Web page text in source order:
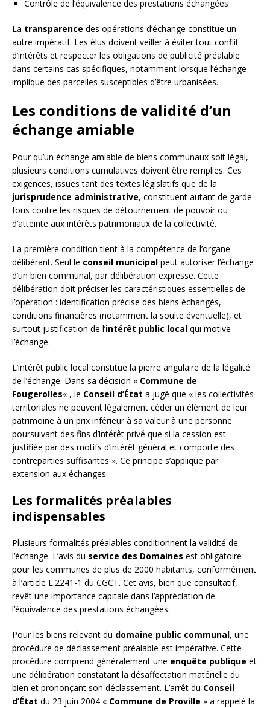
Contrôle de l’équivalence des prestations échangées
La transparence des opérations d’échange constitue un
autre impératif. Les élus doivent veiller à éviter tout conflit
d’intérêts et respecter les obligations de publicité préalable
dans certains cas spécifiques, notamment lorsque l’échange
implique des parcelles susceptibles d’être urbanisées.
Les conditions de validité d’un
échange amiable
Pour qu’un échange amiable de biens communaux soit légal,
plusieurs conditions cumulatives doivent être remplies. Ces
exigences, issues tant des textes législatifs que de la
jurisprudence administrative, constituent autant de garde-
fous contre les risques de détournement de pouvoir ou
d’atteinte aux intérêts patrimoniaux de la collectivité.
La première condition tient à la compétence de l’organe
délibérant. Seul le conseil municipal peut autoriser l’échange
d’un bien communal, par délibération expresse. Cette
délibération doit préciser les caractéristiques essentielles de
l’opération : identification précise des biens échangés,
conditions financières (notamment la soulte éventuelle), et
surtout justification de l’intérêt public local qui motive
l’échange.
L’intérêt public local constitue la pierre angulaire de la légalité
de l’échange. Dans sa décision « Commune de
Fougerolles« , le Conseil d’État a jugé que « les collectivités
territoriales ne peuvent légalement céder un élément de leur
patrimoine à un prix inférieur à sa valeur à une personne
poursuivant des fins d’intérêt privé que si la cession est
justifiée par des motifs d’intérêt général et comporte des
contreparties suffisantes ». Ce principe s’applique par
extension aux échanges.
Les formalités préalables
indispensables
Plusieurs formalités préalables conditionnent la validité de
l’échange. L’avis du service des Domaines est obligatoire
pour les communes de plus de 2000 habitants, conformément
à l’article L.2241-1 du CGCT. Cet avis, bien que consultatif,
revêt une importance capitale dans l’appréciation de
l’équivalence des prestations échangées.
Pour les biens relevant du domaine public communal, une
procédure de déclassement préalable est impérative. Cette
procédure comprend généralement une enquête publique et
une délibération constatant la désaffectation matérielle du
bien et prononçant son déclassement. L’arrêt du Conseil
d’État du 23 juin 2004 « Commune de Proville » a rappelé la